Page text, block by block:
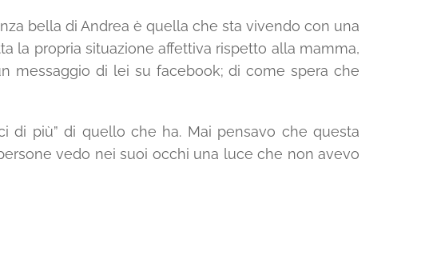
bella di Andrea è quella che sta vivendo con una
la propria situazione affettiva rispetto alla mamma,
messaggio di lei su facebook; di come spera che
di più” di quello che ha. Mai pensavo che questa
vedo nei suoi occhi una luce che non avevo